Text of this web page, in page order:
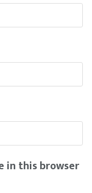
in this browser